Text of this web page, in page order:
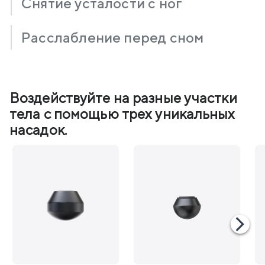
Расслабление перед сном
Воздействуйте на разные участки
тела с помощью трех уникальных
насадок.